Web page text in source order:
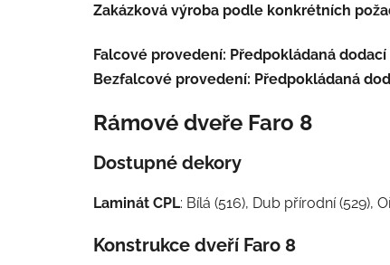
Zakázková výroba podle konkrétních
Falcové provedení: Předpokládaná
Bezfalcové provedení: Předpokládaná
Rámové dveře Faro 8
Dostupné dekory
Laminát CPL: Bílá (516), Dub přírodní (529),
Konstrukce dveří Faro 8